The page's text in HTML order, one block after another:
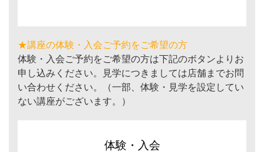
★講座の体験・入会ご予約をご希望の方
体験・入会ご予約をご希望の方は下記のボタンよりお
申し込みください。見学につきましては店舗までお問
い合わせください。（一部、体験・見学を設定してい
ない講座がございます。）
体験・入会